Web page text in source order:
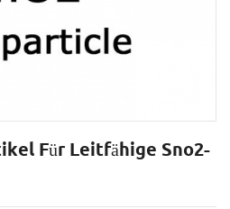
Für Leitfähige Sno2-